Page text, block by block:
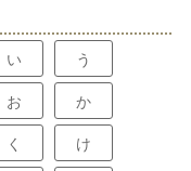
い う
お か
く け